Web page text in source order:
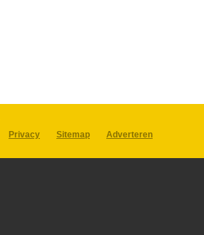
Privacy Sitemap
Adverteren